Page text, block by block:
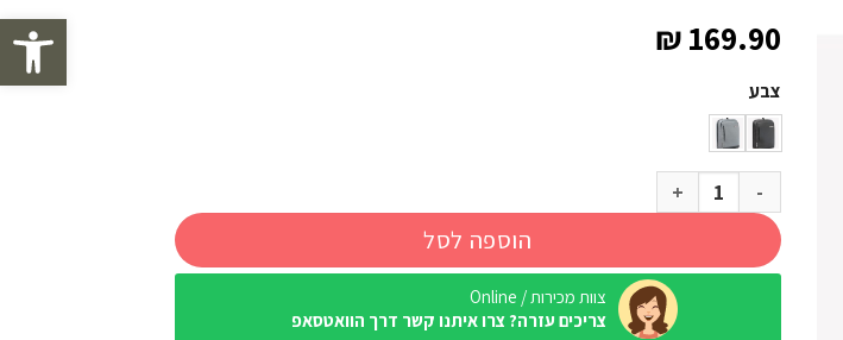
פתח ₪169.90
צבע
כמות של תיק מחשב Marco Polo Vasco
הוספה לסל
צוות מכירות / Online
צריכים עזרה? צרו איתנו קשר דרך הוואטסאפ